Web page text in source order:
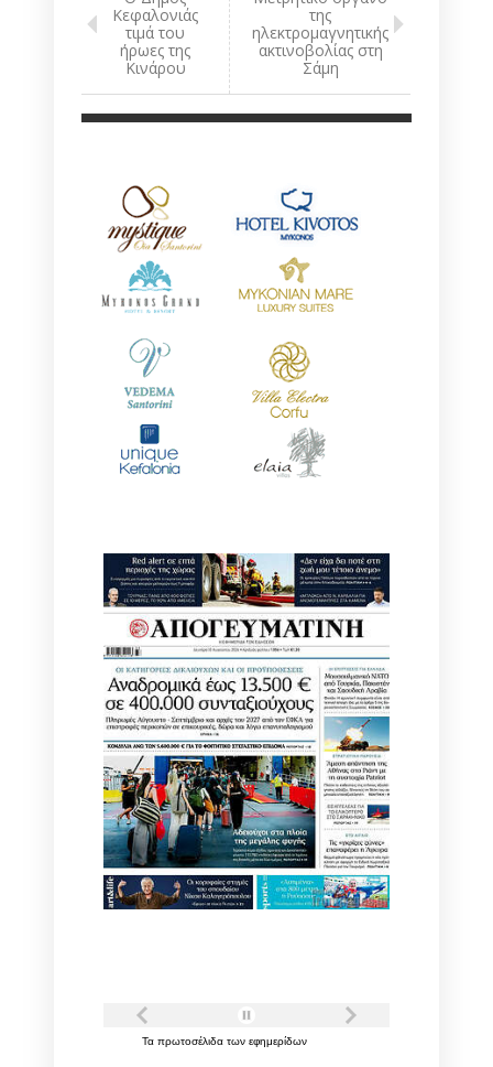
Κεφαλονιάς
τιμά του
ήρωες της
Κινάρου
της
ηλεκτρομαγνητικής
ακτινοβολίας στη
Σάμη
Τα πρωτοσέλιδα των εφημερίδων